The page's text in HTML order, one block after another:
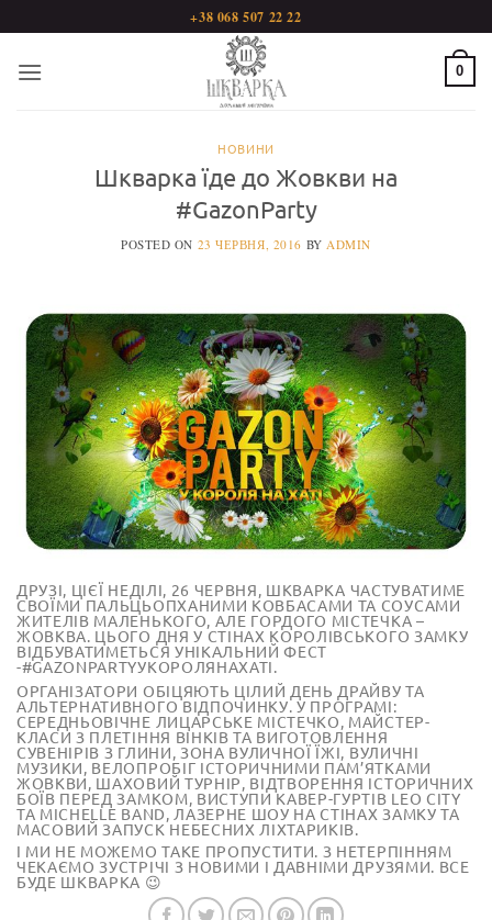
+38 068 507 22 22
0
НОВИНИ
Шкварка їде до Жовкви на
‪#‎GazonParty
POSTED ON 23 ЧЕРВНЯ, 2016 BY ADMIN
ДРУЗІ, ЦІЄЇ НЕДІЛІ, 26 ЧЕРВНЯ, ШКВАРКА ЧАСТУВАТИМЕ
СВОЇМИ ПАЛЬЦЬОПХАНИМИ КОВБАСАМИ ТА СОУСАМИ
ЖИТЕЛІВ МАЛЕНЬКОГО, АЛЕ ГОРДОГО МІСТЕЧКА –
ЖОВКВА. ЦЬОГО ДНЯ У СТІНАХ КОРОЛІВСЬКОГО ЗАМКУ
ВІДБУВАТИМЕТЬСЯ УНІКАЛЬНИЙ ФЕСТ
-‪#‎GAZONPARTYУКОРОЛЯНАХАТІ.‬
ОРГАНІЗАТОРИ ОБІЦЯЮТЬ ЦІЛИЙ ДЕНЬ ДРАЙВУ ТА
АЛЬТЕРНАТИВНОГО ВІДПОЧИНКУ. У ПРОГРАМІ:
СЕРЕДНЬОВІЧНЕ ЛИЦАРСЬКЕ МІСТЕЧКО, МАЙСТЕР-
КЛАСИ З ПЛЕТІННЯ ВІНКІВ ТА ВИГОТОВЛЕННЯ
СУВЕНІРІВ З ГЛИНИ, ЗОНА ВУЛИЧНОЇ ЇЖІ, ВУЛИЧНІ
МУЗИКИ, ВЕЛОПРОБІГ ІСТОРИЧНИМИ ПАМ’ЯТКАМИ
ЖОВКВИ, ШАХОВИЙ ТУРНІР, ВІДТВОРЕННЯ ІСТОРИЧНИХ
БОЇВ ПЕРЕД ЗАМКОМ, ВИСТУПИ КАВЕР-ГУРТІВ LEO CITY
ТА MICHELLE BAND, ЛАЗЕРНЕ ШОУ НА СТІНАХ ЗАМКУ ТА
МАСОВИЙ ЗАПУСК НЕБЕСНИХ ЛІХТАРИКІВ.
І МИ НЕ МОЖЕМО ТАКЕ ПРОПУСТИТИ. З НЕТЕРПІННЯМ
ЧЕКАЄМО ЗУСТРІЧІ З НОВИМИ І ДАВНІМИ ДРУЗЯМИ. ВСЕ
БУДЕ ШКВАРКА 😉